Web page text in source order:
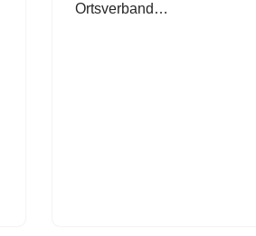
Ortsverband…